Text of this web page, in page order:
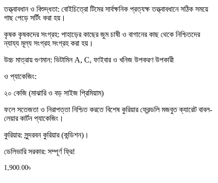
তত্ত্বাবধান ও বিশুদ্ধতা: বোইচিত্রো টিমের সার্বক্ষনিক প্রত্যক্ষ তত্ত্বাবধানে সঠিক সময়ে
গাছ পেড়ে সর্টিং করা হয়।
কৃষক কৃষকদের সংগ্রহ: পাহাড়ের কাছের জুম চাষী ও বাগানের কাছ থেকে নিশ্চিতদের
ন্যায্য মূল্য সংগ্রহ সংগ্রহ করা হয়।
উচ্চ মাত্রায় গুণমান: ভিটামিন A, C, ফাইবার ও খনিজ উপকরণ উপকারী
ও প্যাকেজিং:
২০ কেজি (মাঝারি ও বড় সাইজ প্রিমিয়াম)
ফলে সতেজতা ও নিরাপত্তা নিশ্চিত করতে বিশেষ কুরিয়ার ফ্রেন্ডলি মজবুত ক্যারেট বাবল-
লেয়ার কার্টন প্যাকেজিং।
কুরিয়ার: সুন্দরবন কুরিয়ার (কন্ডিশন)।
ডেলিভারি সরকার: সম্পূর্ণ ফ্রি!
1,900.00৳